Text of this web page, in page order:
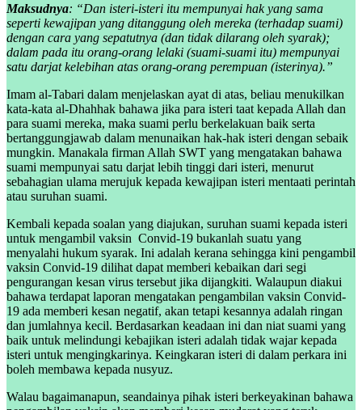
Maksudnya: “Dan isteri-isteri itu mempunyai hak yang sama
seperti kewajipan yang ditanggung oleh mereka (terhadap suami)
dengan cara yang sepatutnya (dan tidak dilarang oleh syarak);
dalam pada itu orang-orang lelaki (suami-suami itu) mempunyai
satu darjat kelebihan atas orang-orang perempuan (isterinya).”
Imam al-Tabari dalam menjelaskan ayat di atas, beliau menukilkan
kata-kata al-Dhahhak bahawa jika para isteri taat kepada Allah dan
para suami mereka, maka suami perlu berkelakuan baik serta
bertanggungjawab dalam menunaikan hak-hak isteri dengan sebaik
mungkin. Manakala firman Allah SWT yang mengatakan bahawa
suami mempunyai satu darjat lebih tinggi dari isteri, menurut
sebahagian ulama merujuk kepada kewajipan isteri mentaati perintah
atau suruhan suami.
Kembali kepada soalan yang diajukan, suruhan suami kepada isteri
untuk mengambil vaksin Convid-19 bukanlah suatu yang
menyalahi hukum syarak. Ini adalah kerana sehingga kini pengambil
vaksin Convid-19 dilihat dapat memberi kebaikan dari segi
pengurangan kesan virus tersebut jika dijangkiti. Walaupun diakui
bahawa terdapat laporan mengatakan pengambilan vaksin Convid-
19 ada memberi kesan negatif, akan tetapi kesannya adalah ringan
dan jumlahnya kecil. Berdasarkan keadaan ini dan niat suami yang
baik untuk melindungi kebajikan isteri adalah tidak wajar kepada
isteri untuk mengingkarinya. Keingkaran isteri di dalam perkara ini
boleh membawa kepada nusyuz.
Walau bagaimanapun, seandainya pihak isteri berkeyakinan bahawa